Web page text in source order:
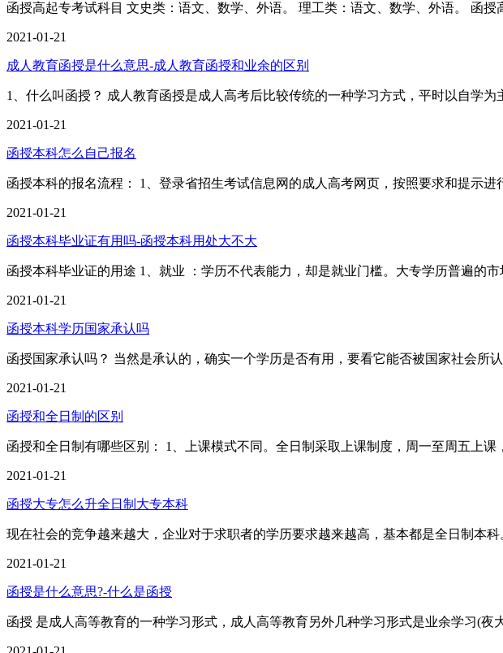
函授高起专考试科目 文史类：语文、数学、外语。 理工类：语文、数学、外语。 函
2021-01-21
成人教育函授是什么意思-成人教育函授和业余的区别
1、什么叫函授？ 成人教育函授是成人高考后比较传统的一种学习方式，平时以自学
2021-01-21
函授本科怎么自己报名
函授本科的报名流程： 1、登录省招生考试信息网的成人高考网页，按照要求和提示
2021-01-21
函授本科毕业证有用吗-函授本科用处大不大
函授本科毕业证的用途 1、就业 ：学历不代表能力，却是就业门槛。大专学历普遍的
2021-01-21
函授本科学历国家承认吗
函授国家承认吗？ 当然是承认的，确实一个学历是否有用，要看它能否被国家社会
2021-01-21
函授和全日制的区别
函授和全日制有哪些区别： 1、上课模式不同。全日制采取上课制度，周一至周五上
2021-01-21
函授大专怎么升全日制大专本科
现在社会的竞争越来越大，企业对于求职者的学历要求越来越高，基本都是全日制本
2021-01-21
函授是什么意思?-什么是函授
函授 是成人高等教育的一种学习形式，成人高等教育另外几种学习形式是业余学习(